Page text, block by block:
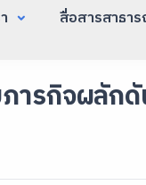
สื่อสารสาธา
กิจผลักดั